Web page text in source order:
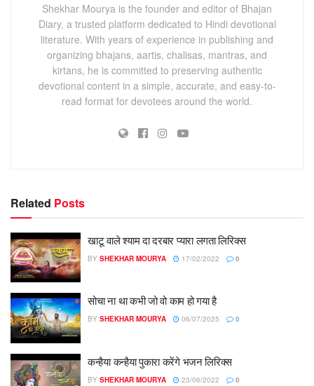
Shekhar Mourya is the founder and editor of Bhajan
Diary, a trusted platform dedicated to Hindi devotional
literature. With years of experience in publishing and
organizing bhajans, aartis, chalisas, mantras, and
kirtans, he is committed to preserving authentic
devotional content in a simple, accurate, and easy-to-
read format for devotees around the world.
Related Posts
खाटू वाले श्याम दा दरबार प्यारा लगता लिरिक्स
BY SHEKHAR MOURYA 17/02/2022 0
सोचा ना था कभी जो वो काम हो गया है
BY SHEKHAR MOURYA 06/07/2025 0
कन्हैया कन्हैया पुकारा करेंगे भजन लिरिक्स
BY SHEKHAR MOURYA 23/06/2022 0